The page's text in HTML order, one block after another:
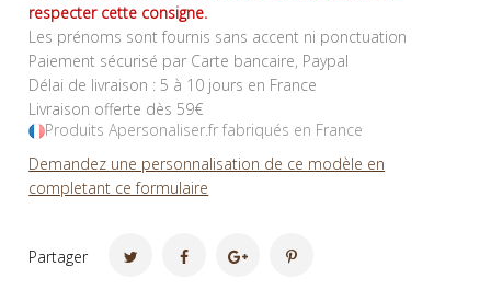
respecter cette consigne.
Les prénoms sont fournis sans accent ni ponctuation
Paiement sécurisé par Carte bancaire, Paypal
Délai de livraison : 5 à 10 jours en France
Livraison offerte dès 59€
Produits Apersonaliser.fr fabriqués en France
Demandez une personnalisation de ce modèle en
completant ce formulaire
Partager